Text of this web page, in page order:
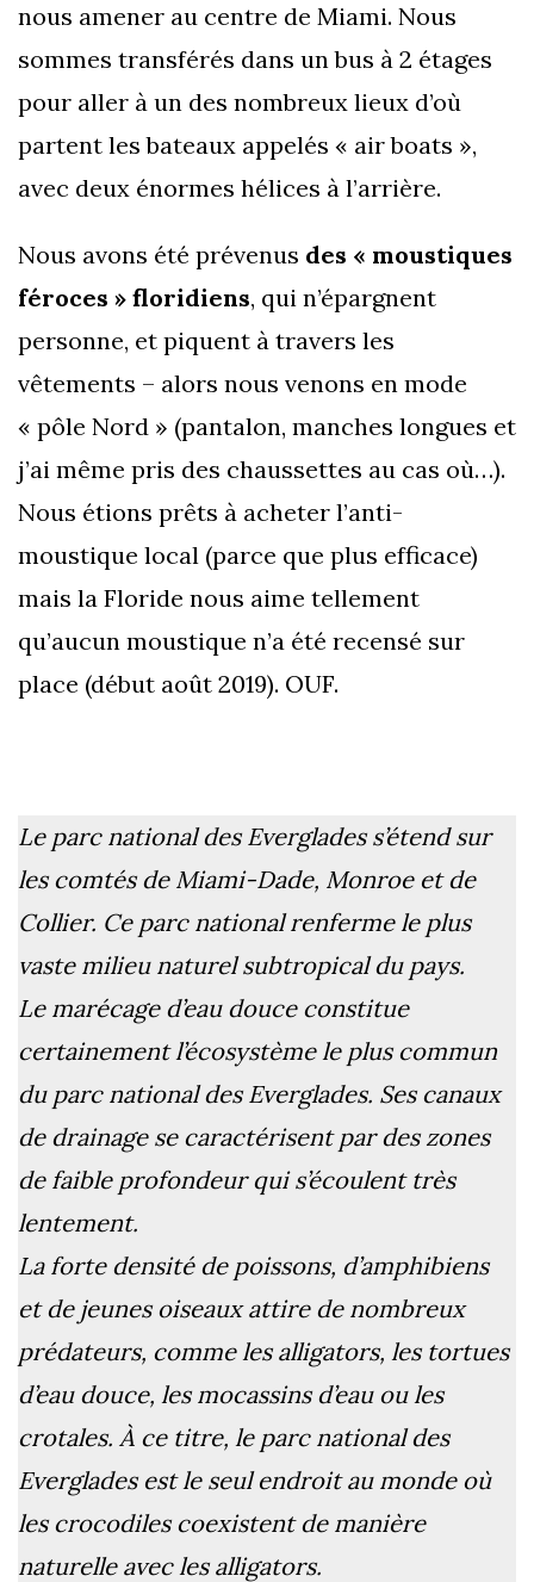
nous amener au centre de Miami. Nous
sommes transférés dans un bus à 2 étages
pour aller à un des nombreux lieux d’où
partent les bateaux appelés « air boats »,
avec deux énormes hélices à l’arrière.
Nous avons été prévenus des « moustiques
féroces » floridiens, qui n’épargnent
personne, et piquent à travers les
vêtements – alors nous venons en mode
« pôle Nord » (pantalon, manches longues et
j’ai même pris des chaussettes au cas où…).
Nous étions prêts à acheter l’anti-
moustique local (parce que plus efficace)
mais la Floride nous aime tellement
qu’aucun moustique n’a été recensé sur
place (début août 2019). OUF.
Le parc national des Everglades s’étend sur
les comtés de Miami-Dade, Monroe et de
Collier. Ce parc national renferme le plus
vaste milieu naturel subtropical du pays.
Le marécage d’eau douce constitue
certainement l’écosystème le plus commun
du parc national des Everglades. Ses canaux
de drainage se caractérisent par des zones
de faible profondeur qui s’écoulent très
lentement.
La forte densité de poissons, d’amphibiens
et de jeunes oiseaux attire de nombreux
prédateurs, comme les alligators, les tortues
d’eau douce, les mocassins d’eau ou les
crotales. À ce titre, le parc national des
Everglades est le seul endroit au monde où
les crocodiles coexistent de manière
naturelle avec les alligators.